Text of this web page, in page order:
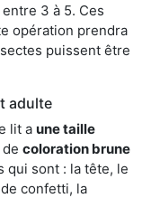
3 à 5. Ces
opération prendra
puissent être
adulte
lit a une taille
coloration brune
qui sont : la tête, le
confetti, la